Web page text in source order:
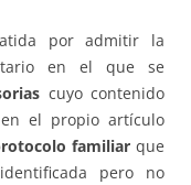
por admitir la
en el que se
cuyo contenido
el propio artículo
familiarque
pero no